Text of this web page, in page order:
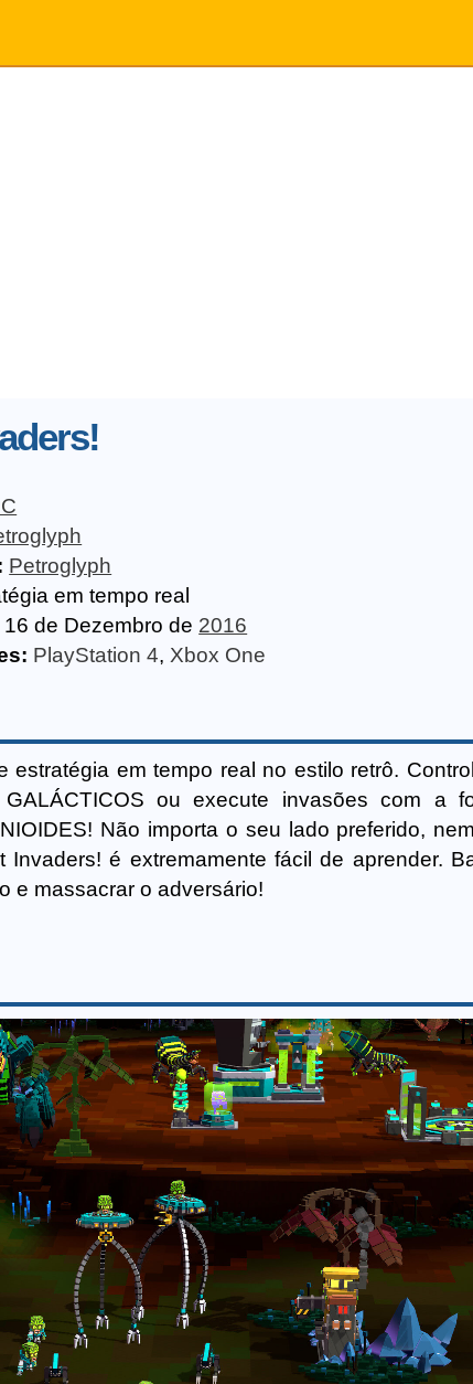
Petroglyph
em tempo real
16 de Dezembro de 2016
PlayStation 4, Xbox One
estratégia em tempo real no estilo retrô.
ou execute invasões com a
Não importa o seu lado preferido,
é extremamente fácil de aprender.
e massacrar o adversário!